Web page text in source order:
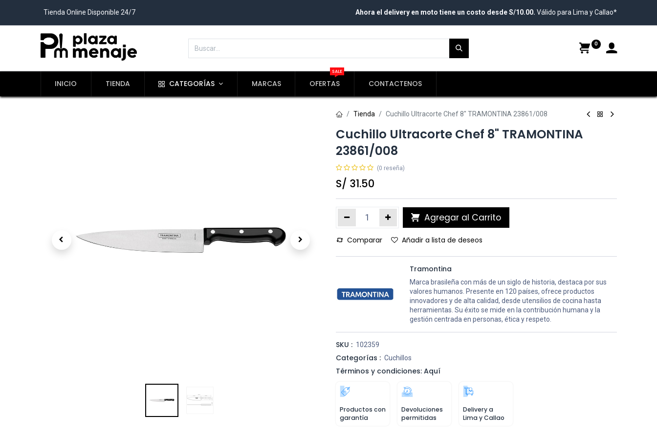
Tienda Online Disponible 24/7 Ahora el delivery en moto tiene un costo desde S/10.00. Válido para Lima y Callao*
0
INICIO TIENDA CATEGORÍAS MARCAS OFERTAS
SALE
CONTACTENOS
Tienda Cuchillo Ultracorte Chef 8" TRAMONTINA 23861/008
Cuchillo Ultracorte Chef 8" TRAMONTINA
23861/008
(0 reseña)
S/ 31.50
Agregar al Carrito
Comparar Añadir a lista de deseos
Tramontina
Marca brasileña con más de un siglo de historia, destaca por sus
valores humanos. Presente en 120 países, ofrece productos
innovadores y de alta calidad, desde utensilios de cocina hasta
herramientas. Su éxito se mide en la contribución humana y la
gestión centrada en personas, ética y respeto.
SKU : 102359
Categorías : Cuchillos
Términos y condiciones: Aquí
Productos con
garantía
Devoluciones
permitidas
Delivery a
Lima y Callao